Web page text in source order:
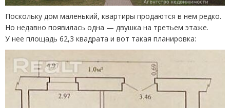
Поскольку дом маленький, квартиры продаются в нем редко.
Но недавно появилась одна — двушка на третьем этаже.
У нее площадь 62,3 квадрата и вот такая планировка: